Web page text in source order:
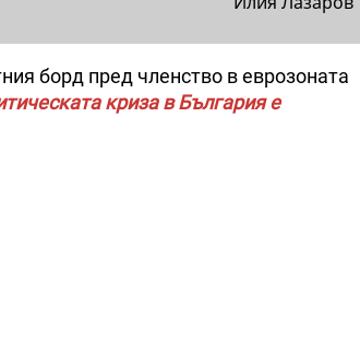
борд пред членство в еврозоната
криза в България е